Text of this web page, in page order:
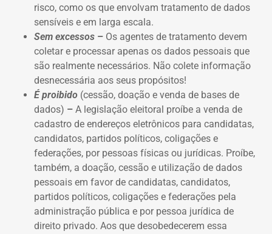
risco, como os que envolvam tratamento de dados
sensíveis e em larga escala.
Sem excessos – Os agentes de tratamento devem
coletar e processar apenas os dados pessoais que
são realmente necessários. Não colete informação
desnecessária aos seus propósitos!
É proibido (cessão, doação e venda de bases de
dados) – A legislação eleitoral proíbe a venda de
cadastro de endereços eletrônicos para candidatas,
candidatos, partidos políticos, coligações e
federações, por pessoas físicas ou jurídicas. Proíbe,
também, a doação, cessão e utilização de dados
pessoais em favor de candidatas, candidatos,
partidos políticos, coligações e federações pela
administração pública e por pessoa jurídica de
direito privado. Aos que desobedecerem essa